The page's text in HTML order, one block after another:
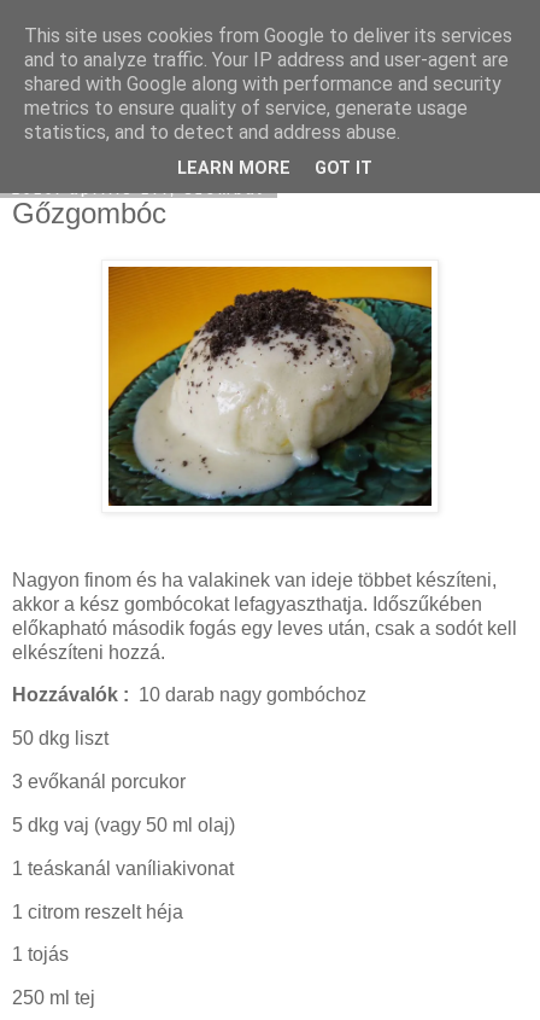
Moha Konyha
Gőzgombóc
Nagyon finom és ha valakinek van ideje többet készíteni,
akkor a kész gombócokat lefagyaszthatja. Időszűkében
előkapható második fogás egy leves után, csak a sodót kell
elkészíteni hozzá.
Hozzávalók : 10 darab nagy gombóchoz
50 dkg liszt
3 evőkanál porcukor
5 dkg vaj (vagy 50 ml olaj)
1 teáskanál vaníliakivonat
1 citrom reszelt héja
1 tojás
250 ml tej
This site uses cookies from Google to deliver its services
and to analyze traffic. Your IP address and user-agent are
shared with Google along with performance and security
metrics to ensure quality of service, generate usage
statistics, and to detect and address abuse.
LEARN MORE GOT IT